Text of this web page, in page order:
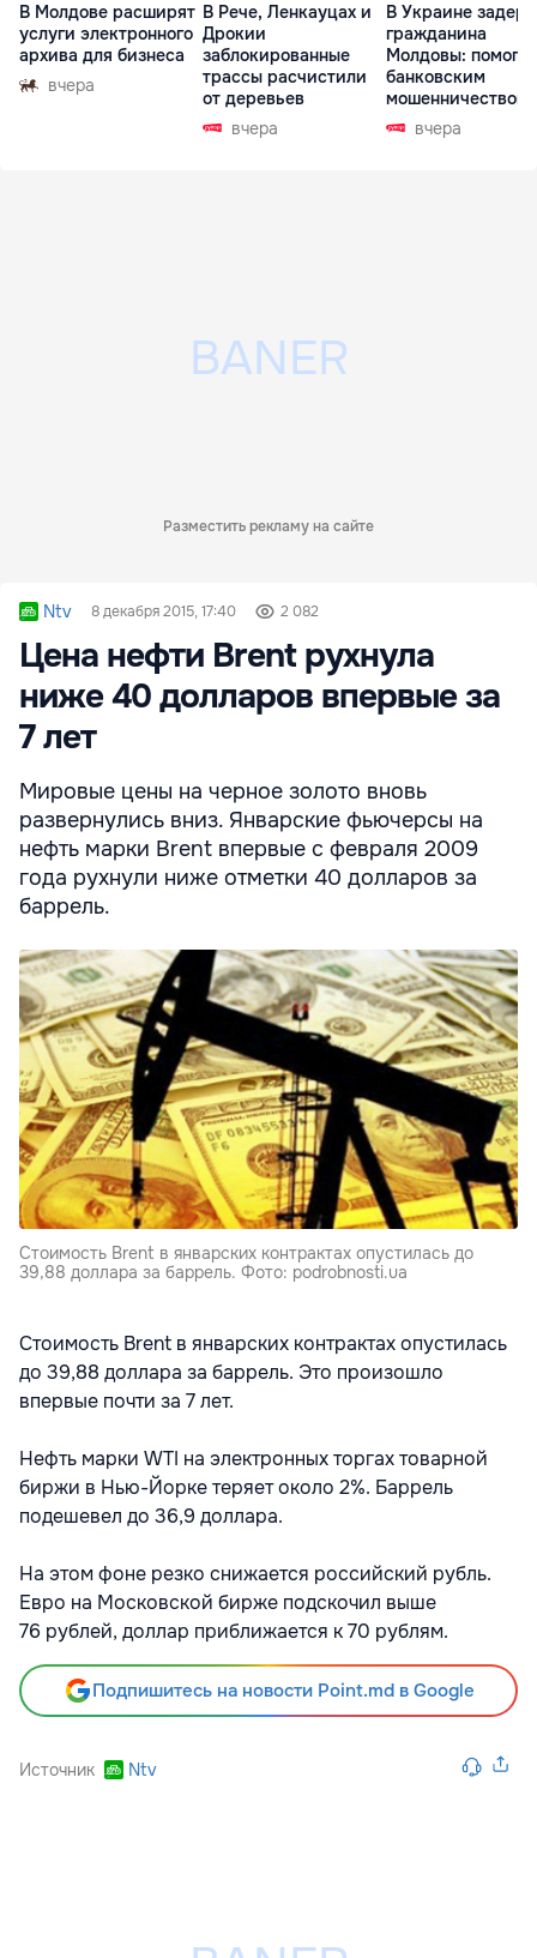
В Молдове расширят
услуги электронного
архива для бизнеса
вчера
В Рече, Ленкауцах и
Дрокии
заблокированные
трассы расчистили
от деревьев
вчера
В Украине
гражданина
Молдовы:
банковским
мошенничеством
Чехиивчера
Разместить рекламу на сайте
Ntv 8 декабря 2015, 17:40 2 082
Цена нефти Brent рухнула
ниже 40 долларов впервые за
7 лет
Мировые цены на черное золото вновь
развернулись вниз. Январские фьючерсы на
нефть марки Brent впервые с февраля 2009
года рухнули ниже отметки 40 долларов за
баррель.
Стоимость Brent в январских контрактах опустилась до
39,88 доллара за баррель. Фото: podrobnosti.ua
Стоимость Brent в январских контрактах опустилась
до 39,88 доллара за баррель. Это произошло
впервые почти за 7 лет.
Нефть марки WTI на электронных торгах товарной
биржи в Нью-Йорке теряет около 2%. Баррель
подешевел до 36,9 доллара.
На этом фоне резко снижается российский рубль.
Евро на Московской бирже подскочил выше
76 рублей, доллар приближается к 70 рублям.
Подпишитесь на новости Point.md в Google
Источник Ntv